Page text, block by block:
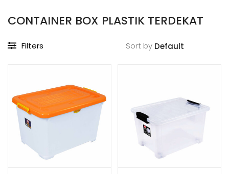
CONTAINER BOX PLASTIK TERDEKAT
Filters Sort by